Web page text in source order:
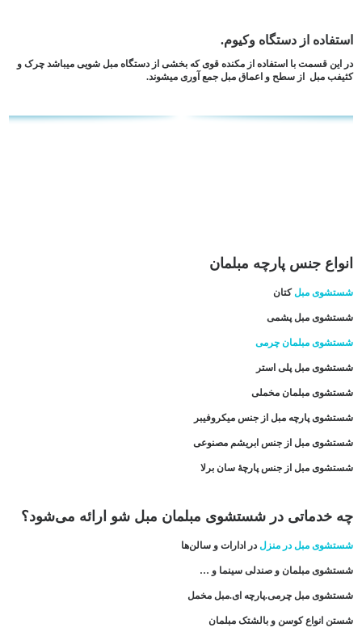
استفاده از دستگاه وکیوم.
در این قسمت با استفاده از مکنده قوی که بخشی از دستگاه مبل شویی میباشد چرک و
کثیفب مبل از سطح و اعماق مبل جمع آوری میشوند.
انواع جنس پارچه مبلمان
شستشوی مبلکتان
شستشوی مبل پشمی
شستشوی مبلمان چرمی
شستشوی مبل پلی استر
شستشوی مبلمان مخملی
شستشوی پارچه مبل از جنس میکروفیبر
شستشوی مبل از جنس ابریشم مصنوعی
شستشوی مبل از جنس پارچۀ سان برلا
چه خدماتی در شستشوی مبلمان مبل شو ارائه می‌شود؟
شستشوی مبل در منزل در ادارات و سالن‌ها
شستشوی مبلمان و صندلی سینما و …
شستشوی مبل چرمی.پارچه ای.مبل مخمل
شستن انواع کوسن و بالشتک مبلمان